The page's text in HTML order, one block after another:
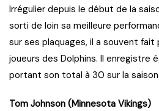
Irrégulier depuis le début de la
sorti de loin sa meilleure
sur ses plaquages, il a souvent fait
joueurs des Dolphins. Il enregistre
portant son total à 30 sur la saison.
Tom Johnson (Minnesota Vikings)